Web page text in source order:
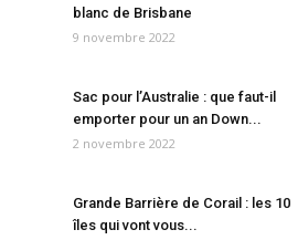
blanc de Brisbane
9 novembre 2022
Sac pour l’Australie : que faut-il
emporter pour un an Down...
2 novembre 2022
Grande Barrière de Corail : les 10
îles qui vont vous...